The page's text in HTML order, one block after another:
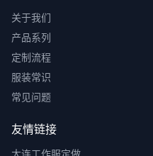
关于我们
产品系列
定制流程
服装常识
常见问题
友情链接